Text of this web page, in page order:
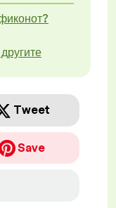
Tweet
Save